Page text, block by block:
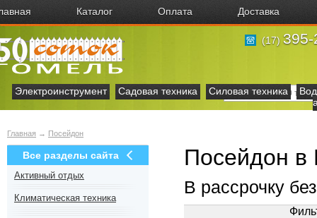
Каталог Оплата Доставка
(17) 395-
Электроинструмент Садовая техника Силовая техника
Главная → Посейдон
Все разделы сайта
Активный отдых
Климатическая техника
Посейдон в
В рассрочку